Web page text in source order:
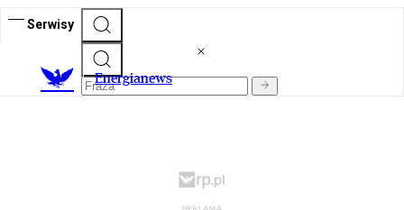
Serwisy
Energianews